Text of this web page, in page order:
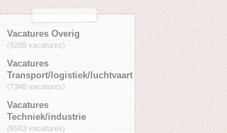
Vacatures Overig
(9288 vacatures)
Vacatures
Transport/logistiek/luchtvaart
(7348 vacatures)
Vacatures
Techniek/industrie
(6563 vacatures)